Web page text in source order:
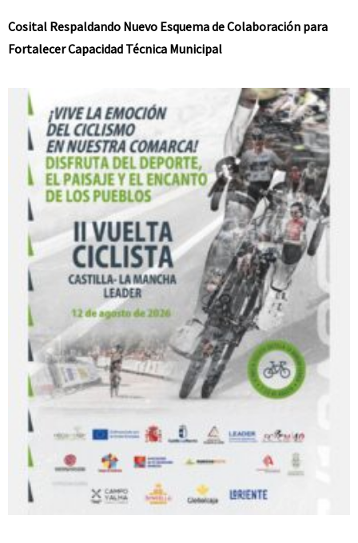
Cosital Respaldando Nuevo Esquema de Colaboración para
Fortalecer Capacidad Técnica Municipal